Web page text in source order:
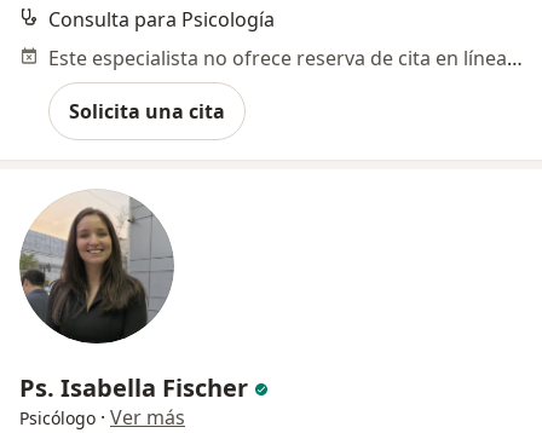
Consulta para Psicología
Este especialista no ofrece reserva de cita en línea en esta dirección.
Solicita una cita
Ps. Isabella Fischer
Psicólogo · Ver más